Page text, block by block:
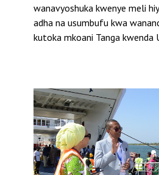
wanavyoshuka kwenye meli
adha na usumbufu kwa
kutoka mkoani Tanga kwenda